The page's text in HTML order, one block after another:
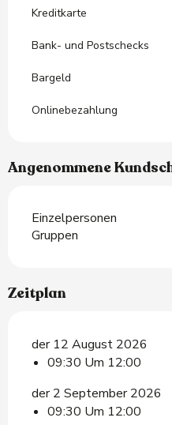
Kreditkarte
Bank- und Postschecks
Bargeld
Onlinebezahlung
Angenommene
Einzelpersonen
Gruppen
Zeitplan
der 12 August 2026
09:30 Um 12:00
der 2 September 2026
09:30 Um 12:00